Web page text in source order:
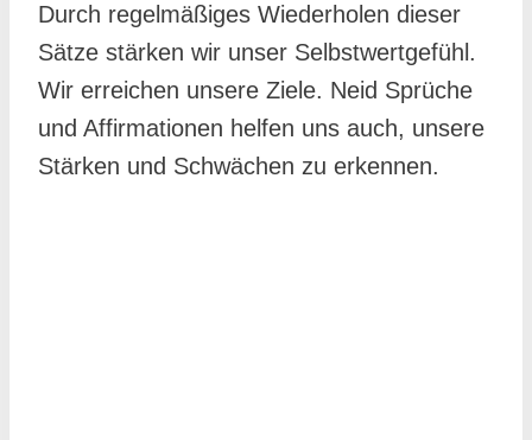
Durch regelmäßiges Wiederholen dieser
Sätze stärken wir unser Selbstwertgefühl.
Wir erreichen unsere Ziele. Neid Sprüche
und Affirmationen helfen uns auch, unsere
Stärken und Schwächen zu erkennen.